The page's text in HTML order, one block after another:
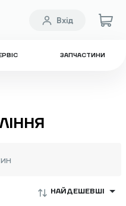
ЗАПЧАСТИНИ
Вхід
НАЙДЕШЕВШІ